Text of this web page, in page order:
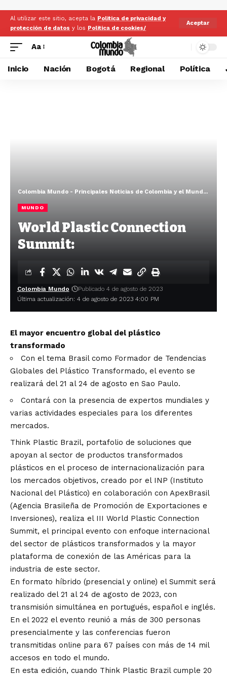
Al utilizar este sitio, acepta la Politica de privacidad y
protección de datos y los Politica de cookies/
Aceptar
Aa
Inicio Nación Bogotá Regional Política
Colombia Mundo - Principales Noticias de Colombia y el Mundo Hoy
MUNDO
World Plastic Connection
Summit:
Última actualización: 4 de agosto de 2023 4:00 PM
Colombia Mundo Publicado 4 de agosto de 2023
El mayor encuentro global del plástico
transformado
Con el tema Brasil como Formador de Tendencias
Globales del Plástico Transformado, el evento se
realizará del 21 al 24 de agosto en Sao Paulo.
Contará con la presencia de expertos mundiales y
varias actividades especiales para los diferentes
mercados.
Think Plastic Brazil, portafolio de soluciones que
apoyan al sector de productos transformados
plásticos en el proceso de internacionalización para
los mercados objetivos, creado por el INP (Instituto
Nacional del Plástico) en colaboración con ApexBrasil
(Agencia Brasileña de Promoción de Exportaciones e
Inversiones), realiza el III World Plastic Connection
Summit, el principal evento con enfoque internacional
del sector de plásticos transformados y la mayor
plataforma de conexión de las Américas para la
industria de este sector.
En formato híbrido (presencial y online) el Summit será
realizado del 21 al 24 de agosto de 2023, con
transmisión simultánea en portugués, español e inglés.
En el 2022 el evento reunió a más de 300 personas
presencialmente y las conferencias fueron
transmitidas online para 67 países con más de 14 mil
accesos en todo el mundo.
En esta edición, cuando Think Plastic Brazil cumple 20